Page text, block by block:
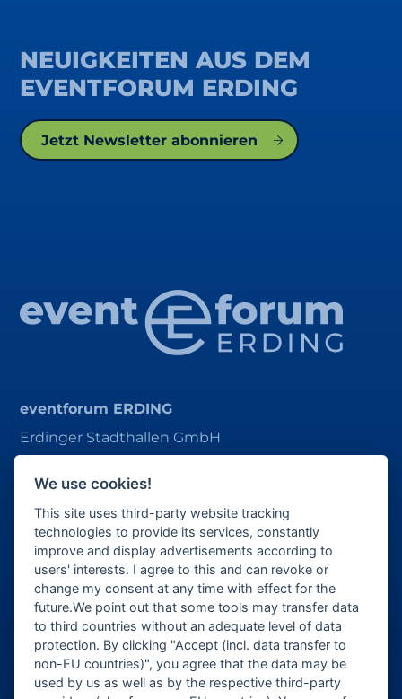
NEUIGKEITEN AUS DEM
EVENTFORUM ERDING
Jetzt Newsletter abonnieren
Veranstalter-Bereich
Besucher-Bereich
eventforum ERDING
Erdinger Stadthallen GmbH
85435 Erding
ticket@eventforum-erding.de
veranstaltung@eventforum-erding.de
We use cookies!
This site uses third-party website tracking
technologies to provide its services, constantly
improve and display advertisements according to
users' interests. I agree to this and can revoke or
change my consent at any time with effect for the
future.We point out that some tools may transfer data
to third countries without an adequate level of data
protection. By clicking "Accept (incl. data transfer to
non-EU countries)", you agree that the data may be
used by us as well as by the respective third-party